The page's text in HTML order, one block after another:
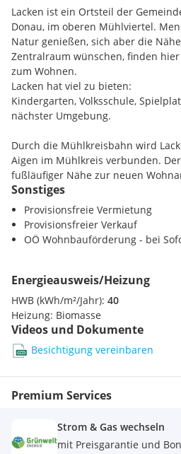
Schlüsselfertige Ausführung!
Vermietung ohne Möbel und
Fehler vorbehalten.
Lacken ist ein Ortsteil der
Donau, im oberen Mühlviertel.
Natur genießen, sich aber die
Zentralraum wünschen, finden
zum Wohnen.
Lacken hat viel zu bieten:
Kindergarten, Volksschule,
nächster Umgebung.
Durch die Mühlkreisbahn wird
Aigen im Mühlkreis verbunden.
fußläufiger Nähe zur neuen
In nur wenigen Autominuten
Ottensheim oder St. Martin und in
Linz.
Sonstiges
Provisionsfreie Vermietung
Provisionsfreier Verkauf
OÖ Wohnbauförderung - bei
Energieausweis/Heizung
HWB (kWh/m²/Jahr): 40
Heizung: Biomasse
Videos und Dokumente
Besichtigung vereinbaren
Premium Services
Strom & Gas wechseln
mit Preisgarantie und